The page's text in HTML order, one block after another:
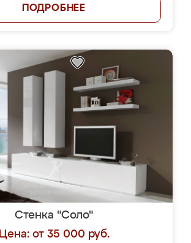
ПОДРОБНЕЕ
Стенка "Соло"
Цена: от 35 000 руб.